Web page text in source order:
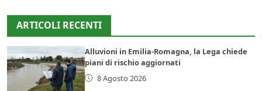
ARTICOLI RECENTI
Alluvioni in Emilia-Romagna, la Lega chiede
piani di rischio aggiornati
8 Agosto 2026